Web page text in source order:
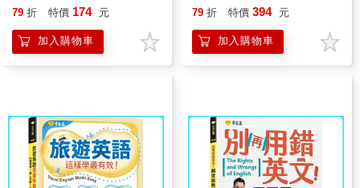
79 折 特價 174 元
加入購物車
79 折 特價 394 元
加入購物車